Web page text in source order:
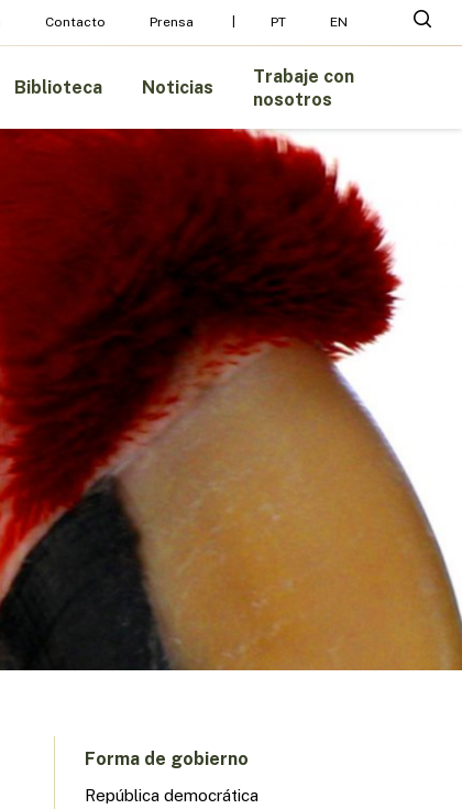
Contacto Prensa PT EN
Biblioteca Noticias
Trabaje con
nosotros
Forma de gobierno
República democrática
Menu